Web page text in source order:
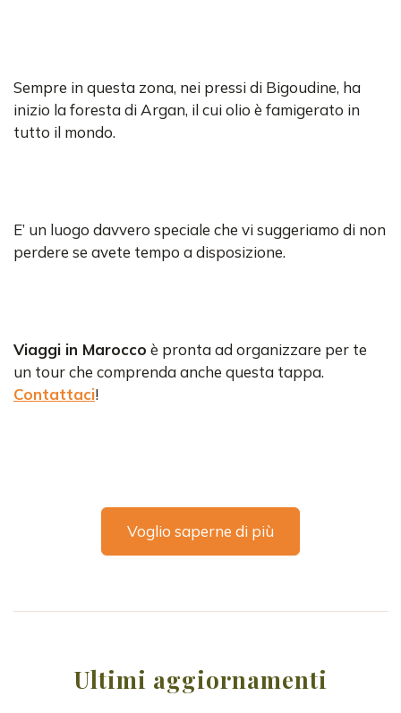
Sempre in questa zona, nei pressi di Bigoudine, ha
inizio la foresta di Argan, il cui olio è famigerato in
tutto il mondo.
E’ un luogo davvero speciale che vi suggeriamo di non
perdere se avete tempo a disposizione.
Viaggi in Marocco è pronta ad organizzare per te
un tour che comprenda anche questa tappa.
Contattaci!
Voglio saperne di più
Ultimi aggiornamenti